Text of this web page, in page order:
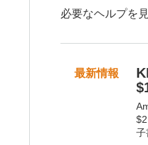
必要なヘルプを
最新情報
子